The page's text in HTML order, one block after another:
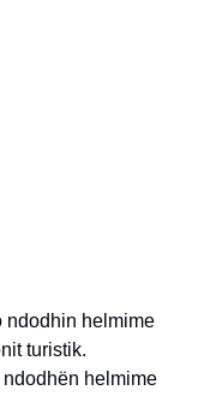
ndodhin helmime
turistik.
helmime